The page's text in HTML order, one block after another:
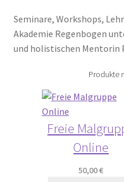
Seminare, Workshops,
Akademie Regenbogen
und holistischen Mentorin
Produkte
Freie
Online
50,00€